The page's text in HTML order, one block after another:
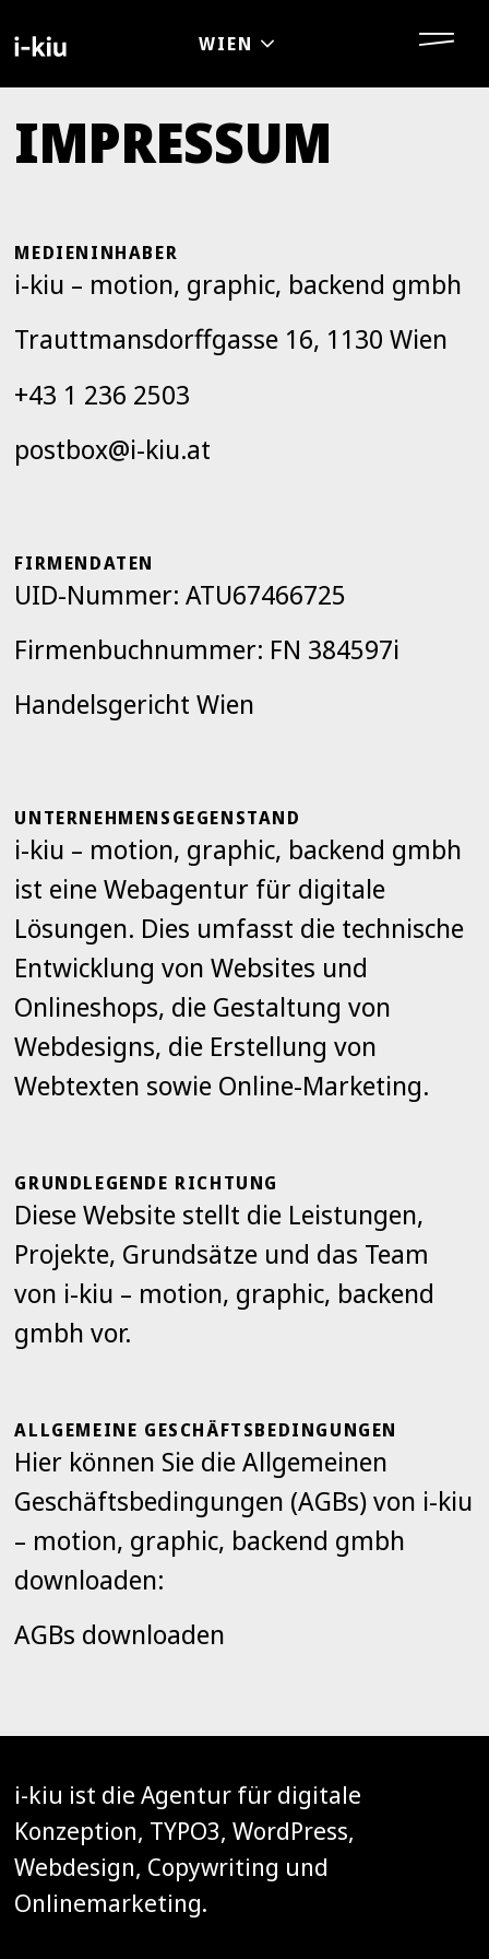
IMPRESSUM
MEDIENINHABER
i-kiu – motion, graphic, backend gmbh
Trauttmansdorffgasse 16, 1130 Wien
+43 1 236 2503
postbox@i-kiu.at
FIRMENDATEN
UID-Nummer: ATU67466725
Firmenbuchnummer: FN 384597i
Handelsgericht Wien
UNTERNEHMENSGEGENSTAND
i-kiu – motion, graphic, backend gmbh
ist eine Webagentur für digitale
Lösungen. Dies umfasst die technische
Entwicklung von Websites und
Onlineshops, die Gestaltung von
Webdesigns, die Erstellung von
Webtexten sowie Online-Marketing.
GRUNDLEGENDE RICHTUNG
Diese Website stellt die Leistungen,
Projekte, Grundsätze und das Team
von i-kiu – motion, graphic, backend
gmbh vor.
ALLGEMEINE GESCHÄFTSBEDINGUNGEN
Hier können Sie die Allgemeinen
Geschäftsbedingungen (AGBs) von i-kiu
– motion, graphic, backend gmbh
downloaden:
AGBs downloaden
i-kiu ist die Agentur für digitale
Konzeption, TYPO3, WordPress,
Webdesign, Copywriting und
Onlinemarketing.